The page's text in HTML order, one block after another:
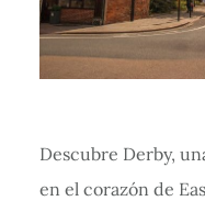
Descubre Derby,
en el corazón de